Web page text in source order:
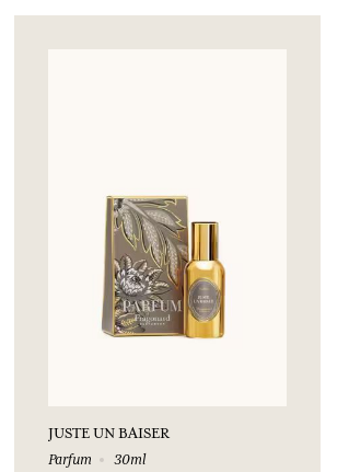
JUSTE UN BAISER
Parfum
30ml